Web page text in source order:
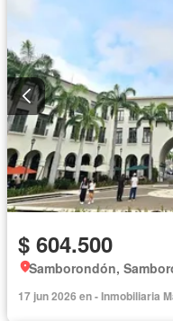
$ 604.500
Samborondón,
17 jun 2026 en - Inmobiliaria